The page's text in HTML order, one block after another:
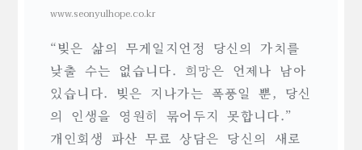
www.seonyulhope.co.kr
“빚은 삶의 무게일지언정 당신의 가치를
낮출 수는 없습니다. 희망은 언제나 남아
있습니다. 빚은 지나가는 폭풍일 뿐, 당신
의 인생을 영원히 묶어두지 못합니다.”
개인회생 파산 무료 상담은 당신의 새로